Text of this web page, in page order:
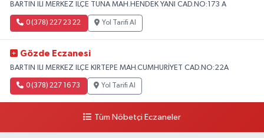
BARTIN ILI MERKEZ ILÇE TUNA MAH.HENDEK YANI CAD.NO:173 A
0 (378) 227 23 22 Yol Tarifi Al
Gözde Eczanesi
BARTIN ILI MERKEZ ILÇE KIRTEPE MAH.CUMHURİYET CAD.NO:22A
0 (378) 227 16 73 Yol Tarifi Al
Tüm Nöbetçi Eczaneler